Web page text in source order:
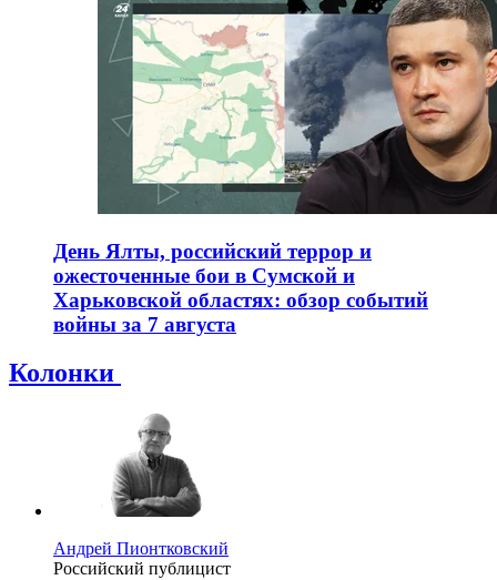
День Ялты, российский террор и
ожесточенные бои в Сумской и
Харьковской областях: обзор событий
войны за 7 августа
Колонки
Андрей Пионтковский
Российский публицист